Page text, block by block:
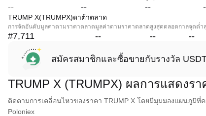
-- -- --
TRUMP X(TRUMPX)ดาต้าตลาด
การจัดอันดับมูลค่าตามราคาตลาด
#7,711
มูลค่าตามราคาตลาด
--
สูงสุดตลอดกาล
--
จุดต่ำ
--
สมัครสมาชิกและซื้อขายกับรางวัล
TRUMP X (TRUMPX) ผลการแสดงรา
ติดตามการเคลื่อนไหวของราคา TRUMP X โดยมีมุมมองแผนภูมิ
Poloniex